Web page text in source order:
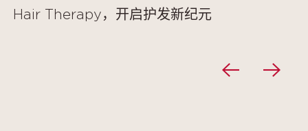
Hair Therapy，开启护发新纪元